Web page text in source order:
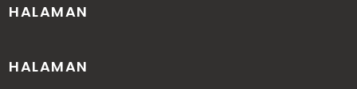
HALAMAN
HALAMAN